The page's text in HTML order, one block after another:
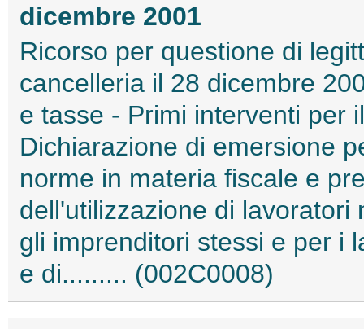
dicembre 2001
Ricorso per questione di
cancelleria il 28 dicembre
e tasse - Primi interventi per
Dichiarazione di emersione
norme in materia fiscale e
dell'utilizzazione di
gli imprenditori stessi e per i
e di......... (002C0008)